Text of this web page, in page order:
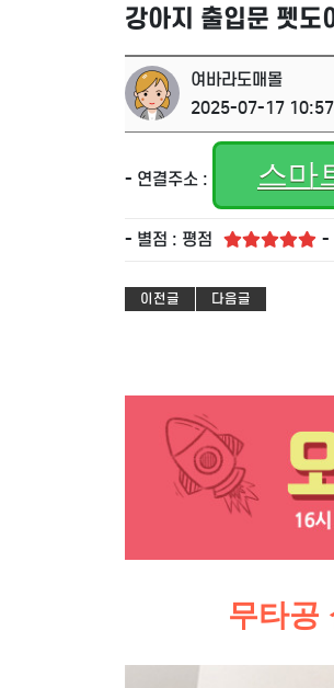
강아지 출입문 펫도
여바라도매몰
2025-07-17 10:57
- 연결주소 : 스마
- 별점 : 평점 -
이전글 다음글
무타공